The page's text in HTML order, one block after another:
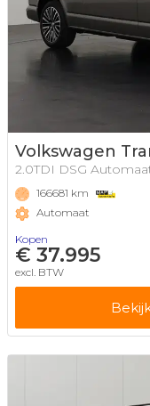
Volkswagen
2.0TDI DSG
166681 km
Automaat
Kopen
€ 37.995
excl. BTW